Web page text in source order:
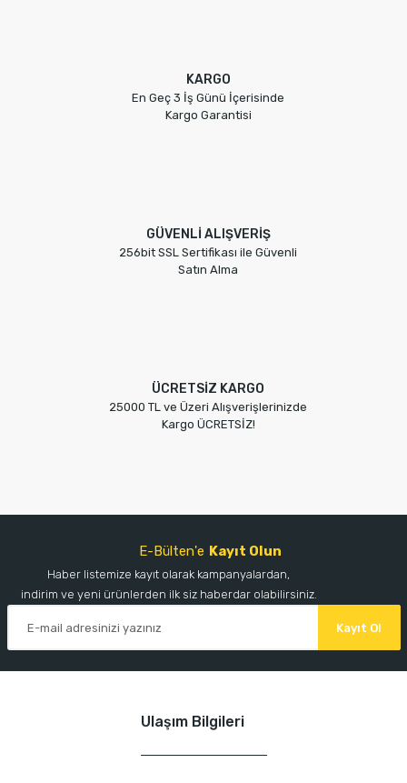
KARGO
En Geç 3 İş Günü İçerisinde
Kargo Garantisi
GÜVENLİ ALIŞVERİŞ
256bit SSL Sertifikası ile Güvenli
Satın Alma
ÜCRETSİZ KARGO
25000 TL ve Üzeri Alışverişlerinizde
Kargo ÜCRETSİZ!
E-Bülten'e Kayıt Olun
Haber listemize kayıt olarak kampanyalardan,
indirim ve yeni ürünlerden ilk siz haberdar olabilirsiniz.
Kayıt Ol
Ulaşım Bilgileri